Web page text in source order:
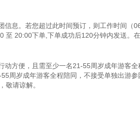
信息。若您超过此时间预订，则工作时间
至 20:00下单,下单成功后120分钟内发送。
方便，且需至少一名21-55周岁成年游客全
周岁成年游客全程陪同，不接受单独出游参
敬请谅解。